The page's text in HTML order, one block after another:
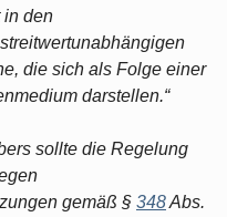
in den
die sich als Folge einer
darstellen.“
sollte die Regelung
gemäß § 348Abs.